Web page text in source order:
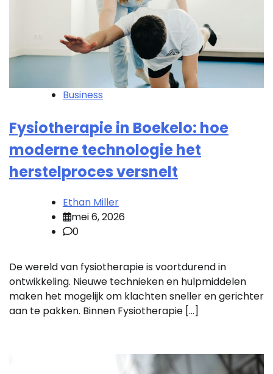
Business
Fysiotherapie in Boekelo: hoe
moderne technologie het
herstelproces versnelt
Ethan Miller
mei 6, 2026
0
De wereld van fysiotherapie is voortdurend in
ontwikkeling. Nieuwe technieken en hulpmiddelen
maken het mogelijk om klachten sneller en gerichter
aan te pakken. Binnen Fysiotherapie […]